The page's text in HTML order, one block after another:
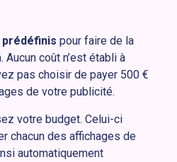
prédéfinis pour faire de la
coût n’est établi à
pas choisir de payer 500 €
de votre publicité.
votre budget. Celui-ci
chacun des affichages de
automatiquement